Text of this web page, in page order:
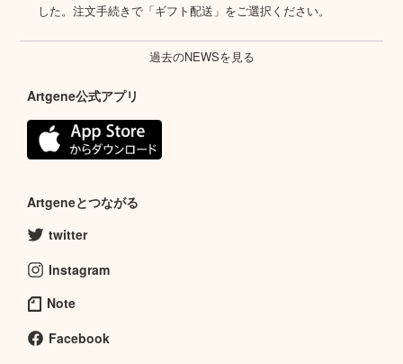
した。注文手続きで「ギフト配送」をご選択ください。
過去のNEWSを見る
Artgene公式アプリ
Artgeneとつながる
twitter
Instagram
Note
Facebook